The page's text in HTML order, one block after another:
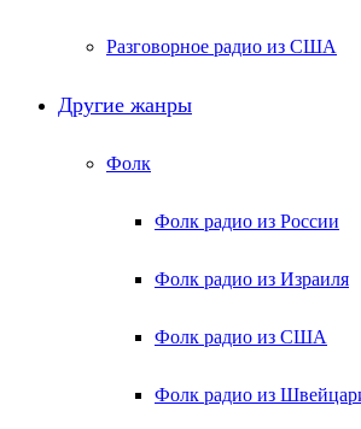
Разговорное радио из США
Другие жанры
Фолк
Фолк радио из России
Фолк радио из Израиля
Фолк радио из США
Фолк радио из